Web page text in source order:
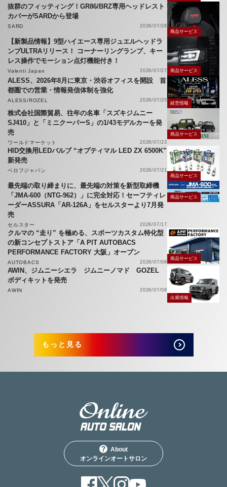
抜群のフィッティング！GR86/BRZ専用ヘッドレスト
カバーがSARDから登場
SARD
2026/07/28
商品サービス
【新製品情報】9型ハイエース専用ジュエルヘッドラ
ンプULTRAリリース！ コーナーリングランプ、キー
レス操作でモーション点灯機能付き！
Valenti Japan 2026/07/27 商品サービス
ALESS、2026年8月に東京・渋谷オフィスを開設 首
都圏での営業・情報発信体制を強化
ALESS/ROZEL 2026/07/25
経営情報
株式会社国際貿易、往年の名車「スズキジムニー
SJ410」と「ミニクーパーS」の1/43モデルカーを発
売
ワールドマーケット 2026/07/23
商品サービス
HID交換用LEDバルブ “オプティマル LED ZX 6500K”
新発売
ベロフジャパン
2026/07/21
商品サービス
最先端の取り締まりに、最先端の対策を新型取締機
「JMA-600（NTG-962）」に完全対応！セーフティレ
ーダーASSURA「AR-126A」をセルスターより7月発
売
セルスター 2026/07/17
商品サービス
クルマの “走り” を極める、スポーツカスタム特化型
の新コンセプトストア「A PIT AUTOBACS
PERFORMANCE FACTORY 大阪」オープン
AUTOBACS 2026/07/08
商品サービス
AWIN、ジムニーシエラ ジムニーノマド GOZEL
ボディキットを発売
AWIN
2026/07/08
出展情報
もっと見る
About
オンラインオートサロン